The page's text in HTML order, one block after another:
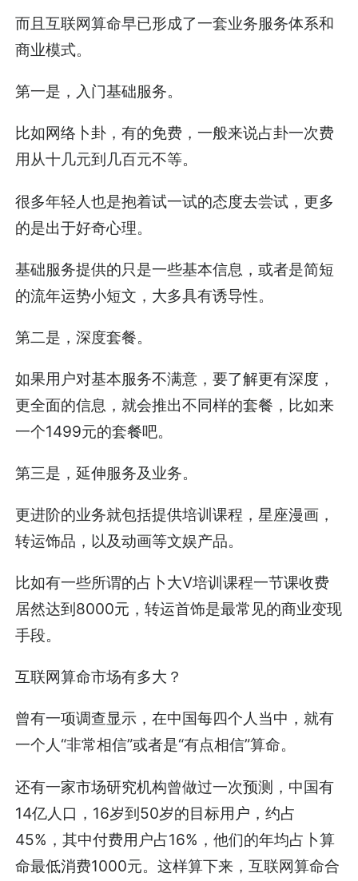
而且互联网算命早已形成了一套业务服务体系和
商业模式。
第一是，入门基础服务。
比如网络卜卦，有的免费，一般来说占卦一次费
用从十几元到几百元不等。
很多年轻人也是抱着试一试的态度去尝试，更多
的是出于好奇心理。
基础服务提供的只是一些基本信息，或者是简短
的流年运势小短文，大多具有诱导性。
第二是，深度套餐。
如果用户对基本服务不满意，要了解更有深度，
更全面的信息，就会推出不同样的套餐，比如来
一个1499元的套餐吧。
第三是，延伸服务及业务。
更进阶的业务就包括提供培训课程，星座漫画，
转运饰品，以及动画等文娱产品。
比如有一些所谓的占卜大V培训课程一节课收费
居然达到8000元，转运首饰是最常见的商业变现
手段。
互联网算命市场有多大？
曾有一项调查显示，在中国每四个人当中，就有
一个人“非常相信”或者是“有点相信”算命。
还有一家市场研究机构曾做过一次预测，中国有
14亿人口，16岁到50岁的目标用户，约占
45%，其中付费用户占16%，他们的年均占卜算
命最低消费1000元。这样算下来，互联网算命合